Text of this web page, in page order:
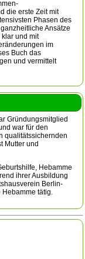
die erste Zeit mit
Phasen des
Ansätze
und mit
im
Buch das
und vermittelt
Gründungsmitglied
war für den
qualitätssichernden
Mutter und
Hebamme
ihrer Ausbildung
Berlin-
tätig.